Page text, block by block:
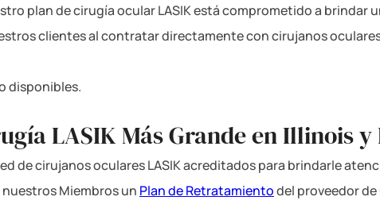
plan de cirugía ocular LASIK está comprometido a
clientes al contratar directamente con cirujanos
disponibles.
LASIK Más Grande en Illinois y
de cirujanos oculares LASIK acreditados para brindarle
Miembros un Plan de Retratamientodel proveedor